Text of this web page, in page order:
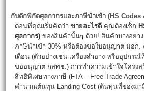
กับดักพิกัดศุลกากรและภาษีนำเข้า (HS Codes
ตอนที่คุณเริ่มคิดว่าขายอะไรดี คุณต้องเช็ก
ศุลกากร) ของสินค้านั้นๆ ด้วย! สินค้าบางอย่า
ภาษีนำเข้า 30% หรือต้องขอใบอนุญาต มอก. /
เดือน (ตัวอย่างเช่น เครื่องสำอาง หรืออุปกร
ขออนุญาต กสทช.) การทำความเข้าใจโครงส
สิทธิพิเศษทางภาษี (FTA – Free Trade
คำนวณต้นทุน Landing Cost (ต้นทุนที่ของมา